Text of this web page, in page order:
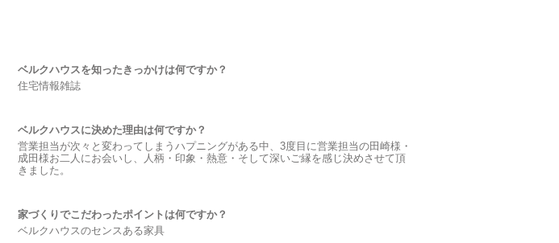
ベルクハウスを知ったきっかけは何ですか？
住宅情報雑誌
ベルクハウスに決めた理由は何ですか？
営業担当が次々と変わってしまうハプニングがある中、3度目に営業担当の田崎様・
成田様お二人にお会いし、人柄・印象・熱意・そして深いご縁を感じ決めさせて頂
きました。
家づくりでこだわったポイントは何ですか？
ベルクハウスのセンスある家具